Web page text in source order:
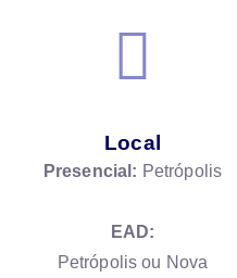
Local
Presencial: Petrópolis
EAD:
Petrópolis ou Nova